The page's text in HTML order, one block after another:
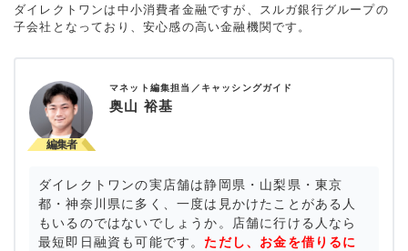
ダイレクトワンは中小消費者金融ですが、スルガ銀行グループの
子会社となっており、安心感の高い金融機関です。
マネット編集担当／キャッシングガイド
奥山 裕基
ダイレクトワンの実店舗は静岡県・山梨県・東京
都・神奈川県に多く、一度は見かけたことがある人
もいるのではないでしょうか。店舗に行ける人なら
最短即日融資も可能です。ただし、お金を借りるに